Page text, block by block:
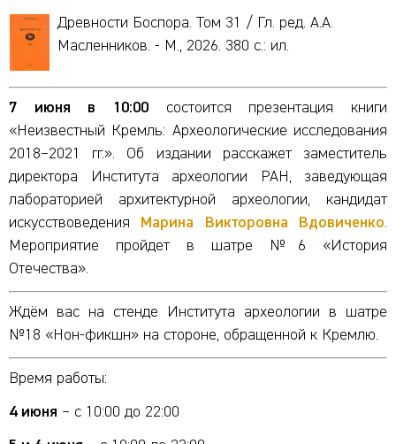
Древности Боспора. Том 31 / Гл. ред. А.А.
Масленников. - М., 2026. 380 с.: ил.
7 июня в 10:00 состоится презентация книги
«Неизвестный Кремль: Археологические исследования
2018–2021 гг.». Об издании расскажет заместитель
директора Института археологии РАН, заведующая
лабораторией архитектурной археологии, кандидат
искусствоведения
Марина Викторовна Вдовиченко.
Мероприятие пройдет в шатре №6 «История
Отечества».
Ждём вас на стенде Института археологии в шатре
№18 «Нон-фикшн» на стороне, обращенной к Кремлю.
Время работы:
4 июня – с 10:00 до 22:00